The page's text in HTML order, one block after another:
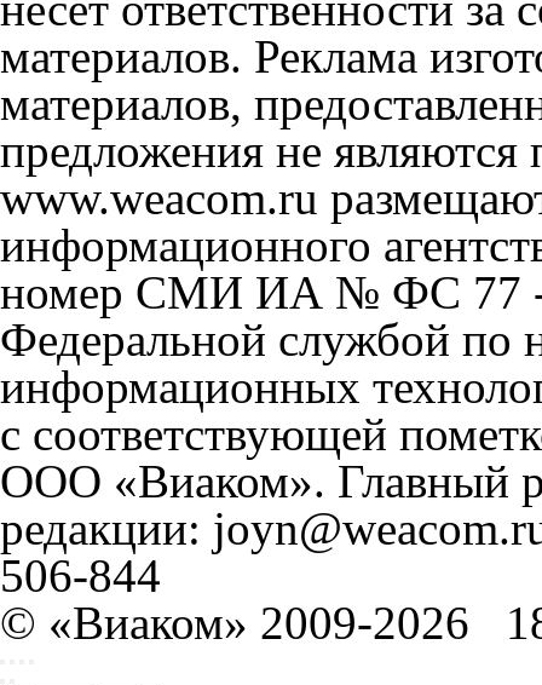
материалов. Реклама
материалов,
предложения не
www.weacom.ru
информационного
номер СМИ ИА № ФС 77 -
Федеральной службой по
информационных
с соответствующей
ООО «Виаком». Главный
редакции:
506-844
© «Виаком» 2009-2026